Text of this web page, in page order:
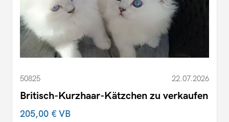
50825 22.07.2026
Britisch-Kurzhaar-Kätzchen zu verkaufen
205,00 €VB